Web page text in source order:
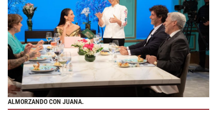
ALMORZANDO CON JUANA.